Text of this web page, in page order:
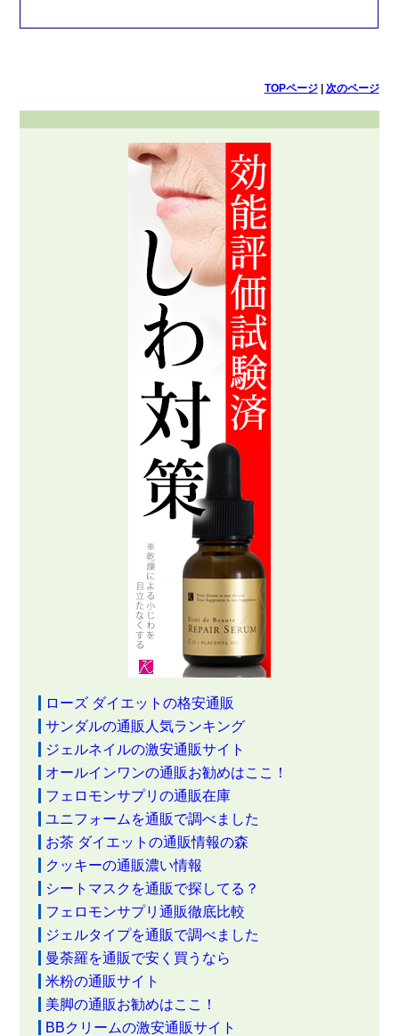
TOPページ| 次のページ
ローズ ダイエットの格安通販
サンダルの通販人気ランキング
ジェルネイルの激安通販サイト
オールインワンの通販お勧めはここ！
フェロモンサプリの通販在庫
ユニフォームを通販で調べました
お茶 ダイエットの通販情報の森
クッキーの通販濃い情報
シートマスクを通販で探してる？
フェロモンサプリ通販徹底比較
ジェルタイプを通販で調べました
曼荼羅を通販で安く買うなら
米粉の通販サイト
美脚の通販お勧めはここ！
BBクリームの激安通販サイト